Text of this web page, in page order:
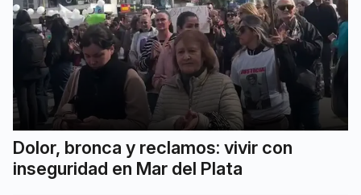
Dolor, bronca y reclamos: vivir con
inseguridad en Mar del Plata